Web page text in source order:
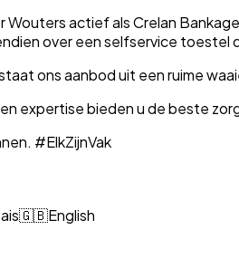
Wouters actief als Crelan
over een selfservice toestel
ons aanbod uit een ruime
expertise bieden u de beste
#ElkZijnVak
🇬🇧English